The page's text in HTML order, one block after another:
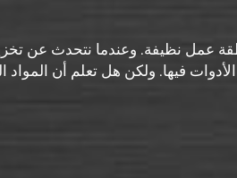
عمل نظيفة. وعندما نتحدث عن
فيها. ولكن هل تعلم أن المواد
لها، يمكن أن تؤدي دورًا في دعمنا